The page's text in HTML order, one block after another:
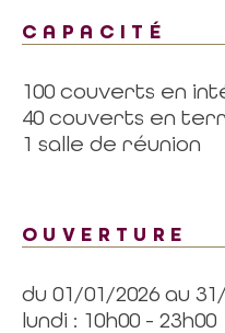
CAPACITÉ
100 couverts en
40 couverts en
1 salle de réunion
OUVERTURE
du 01/01/2026 au
lundi : 10h00 - 23h00